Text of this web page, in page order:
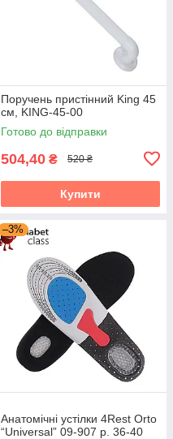
Поручень пристінний King 45
см, KING-45-00
Готово до відправки
504,40 ₴ 520 ₴
Купити
–3%
Анатомічні устілки 4Rest Orto
“Universal” 09-907 р. 36-40